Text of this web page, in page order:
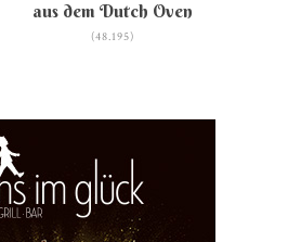
aus dem Dutch Oven
(48.195)